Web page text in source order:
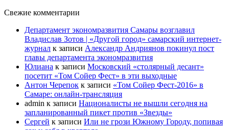
Свежие комментарии
Департамент экономразвития Самары возглавил
Владислав Зотов | «Другой город» самарский интернет-
журнал к записи Александр Андриянов покинул пост
главы департамента экономразвития
Юлиана к записи Московский «столярный десант»
посетит «Том Сойер Фест» в эти выходные
Антон Черепок к записи «Том Сойер Фест-2016» в
Самаре: онлайн-трансляция
admin к записи Националисты не вышли сегодня на
запланированный пикет против «Звезды»
Сергей к записи Или не грози Южному Городу, попивая